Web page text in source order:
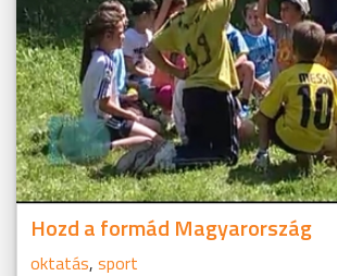
Hozd a formád Magyarország
oktatás, sport